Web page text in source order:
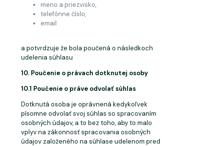
meno a priezvisko,
telefónne číslo,
email
a potvrdzuje že bola poučená o následkoch
udelenia súhlasu
10. Poučenie o právach dotknutej osoby
10.1 Poučenie o práve odvolať súhlas
Dotknutá osoba je oprávnená kedykoľvek
písomne odvolať svoj súhlas so spracovaním
osobných údajov, a to bez toho, aby to malo
vplyv na zákonnosť spracovania osobných
údajov založeného na súhlase udelenom pred